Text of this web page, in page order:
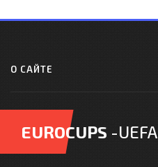
О САЙТЕ
EUROCUPS -UEFA